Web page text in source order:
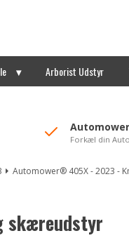
Arborist Udstyr
Forkæl din
Automower® 405X - 2023 -
skæreudstyr